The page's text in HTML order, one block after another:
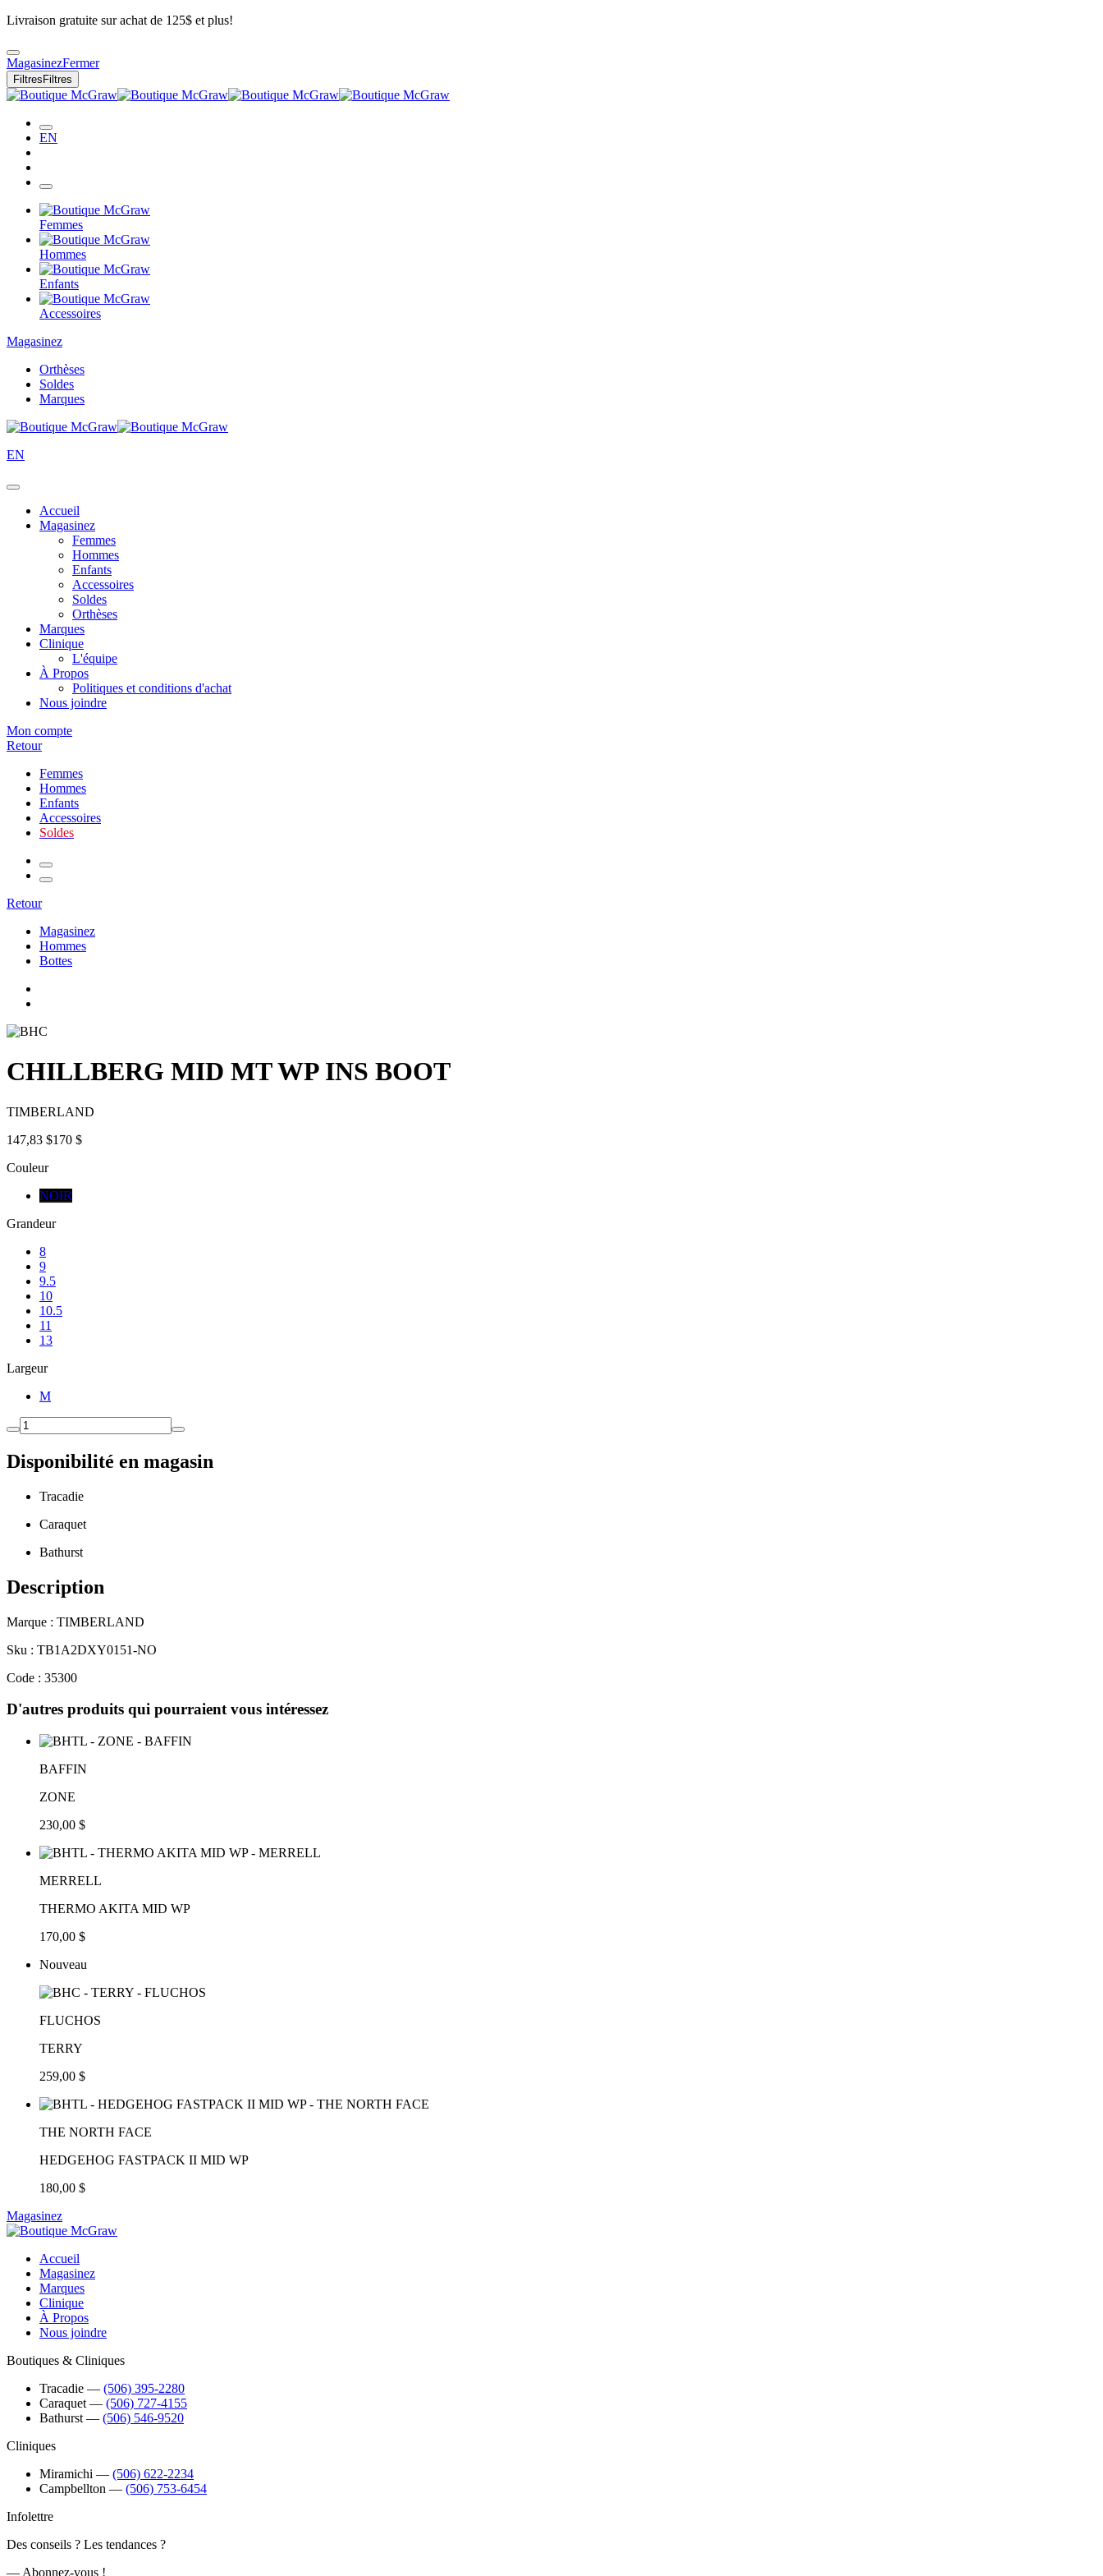
Livraison gratuite sur achat de 125$ et plus!
MagasinezFermer
Filtres Filtres
EN
Femmes
Hommes
Enfants
Accessoires
Magasinez
Orthèses
Soldes
Marques
EN
Accueil
Magasinez
Femmes
Hommes
Enfants
Accessoires
Soldes
Orthèses
Marques
Clinique
L'équipe
À Propos
Politiques et conditions d'achat
Nous joindre
Mon compte
Retour
Femmes
Hommes
Enfants
Accessoires
Soldes
Retour
Magasinez
Hommes
Bottes
CHILLBERG MID MT WP INS BOOT
TIMBERLAND
147,83 $170 $
Couleur
NOIR
Grandeur
8
9
9.5
10
10.5
11
13
Largeur
M
Disponibilité en magasin
Tracadie
Caraquet
Bathurst
Description
Marque : TIMBERLAND
Sku : TB1A2DXY0151-NO
Code : 35300
D'autres produits qui pourraient vous intéressez
BAFFIN
ZONE
230,00 $
MERRELL
THERMO AKITA MID WP
170,00 $
Nouveau
FLUCHOS
TERRY
259,00 $
THE NORTH FACE
HEDGEHOG FASTPACK II MID WP
180,00 $
Magasinez
Accueil
Magasinez
Marques
Clinique
À Propos
Nous joindre
Boutiques & Cliniques
Tracadie ― (506) 395-2280
Caraquet ― (506) 727-4155
Bathurst ― (506) 546-9520
Cliniques
Miramichi ― (506) 622-2234
Campbellton ― (506) 753-6454
Infolettre
Des conseils ? Les tendances ?
― Abonnez-vous !